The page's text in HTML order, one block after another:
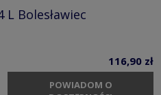
L Bolesławiec
116,90 zł
POWIADOM O